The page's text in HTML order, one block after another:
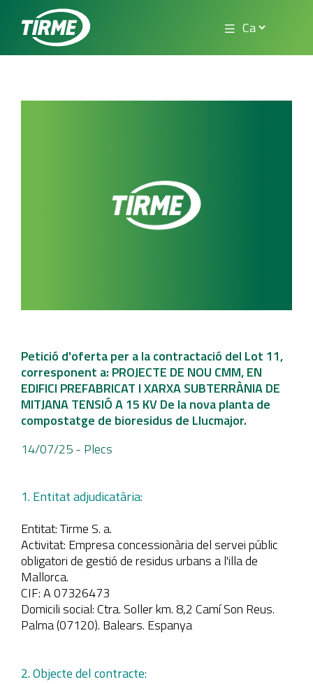
Petició d'oferta per a la contractació del Lot 11,
corresponent a: PROJECTE DE NOU CMM, EN
EDIFICI PREFABRICAT I XARXA SUBTERRÀNIA DE
MITJANA TENSIÓ A 15 KV De la nova planta de
compostatge de bioresidus de Llucmajor.
14/07/25- Plecs
1. Entitat adjudicatària:
Entitat: Tirme S. a.
Activitat: Empresa concessionària del servei públic
obligatori de gestió de residus urbans a l'illa de
Mallorca.
CIF: A 07326473
Domicili social: Ctra. Soller km. 8,2 Camí Son Reus.
Palma (07120). Balears. Espanya
2. Objecte del contracte: